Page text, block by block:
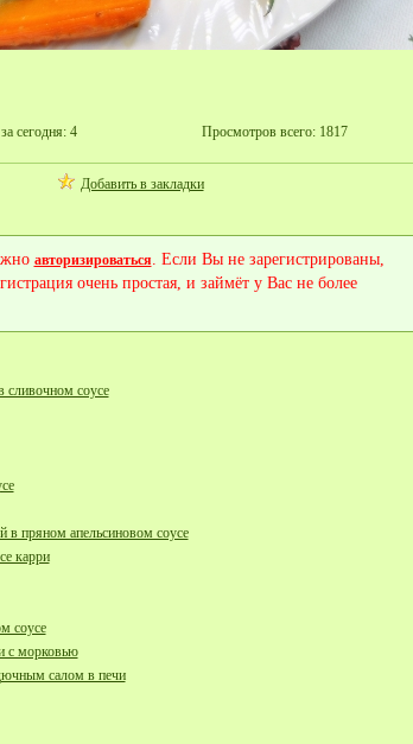
сегодня: 4 Просмотров всего: 1817
Добавить в закладки
авторизироваться. Если Вы не зарегистрированы,
очень простая, и займёт у Вас не более
сливочном соусе
пряном апельсиновом соусе
карри
соусе
с морковью
салом в печи